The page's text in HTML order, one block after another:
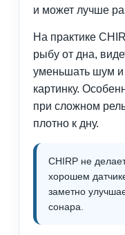
и может лучше
На практике
рыбу от дна,
уменьшать шум и
картинку.
при сложном
плотно к дну.
CHIRP не
хорошем
заметно
сонара.